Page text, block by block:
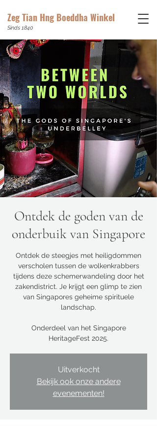
Zeg Tian Hng Boeddha Winkel
Sinds 1840
Ontdek de goden van de
onderbuik van Singapore
Ontdek de steegjes met heiligdommen
verscholen tussen de wolkenkrabbers
tijdens deze schemerwandeling door het
zakendistrict. Je krijgt een glimp te zien
van Singapores geheime spirituele
landschap.
Onderdeel van het Singapore
HeritageFest 2025.
Uitverkocht
Bekijk ook onze andere
evenementen!